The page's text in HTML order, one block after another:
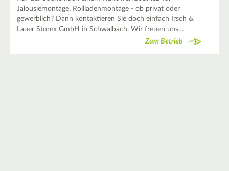
Jalousiemontage, Rollladenmontage - ob privat oder
gewerblich? Dann kontaktieren Sie doch einfach Irsch &
Lauer Storex GmbH in Schwalbach. Wir freuen uns…
Zum Betrieb